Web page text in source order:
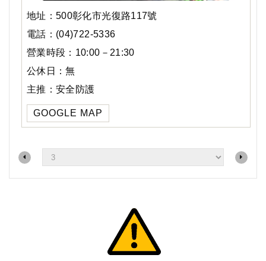
地址：500彰化市光復路117號
電話：(04)722-5336
營業時段：10:00－21:30
公休日：無
主推：安全防護
GOOGLE MAP